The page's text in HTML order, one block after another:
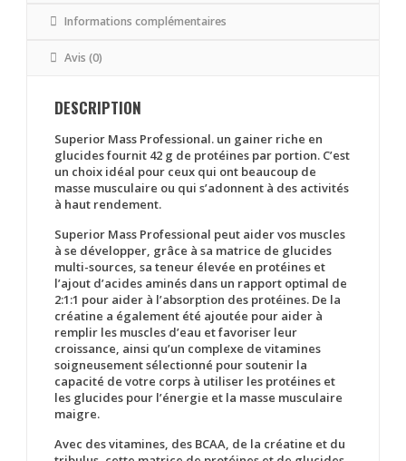
Informations complémentaires
Avis (0)
DESCRIPTION
Superior Mass Professional. un gainer riche en
glucides fournit 42 g de protéines par portion. C’est
un choix idéal pour ceux qui ont beaucoup de
masse musculaire ou qui s’adonnent à des activités
à haut rendement.
Superior Mass Professional peut aider vos muscles
à se développer, grâce à sa matrice de glucides
multi-sources, sa teneur élevée en protéines et
l’ajout d’acides aminés dans un rapport optimal de
2:1:1 pour aider à l’absorption des protéines. De la
créatine a également été ajoutée pour aider à
remplir les muscles d’eau et favoriser leur
croissance, ainsi qu’un complexe de vitamines
soigneusement sélectionné pour soutenir la
capacité de votre corps à utiliser les protéines et
les glucides pour l’énergie et la masse musculaire
maigre.
Avec des vitamines, des BCAA, de la créatine et du